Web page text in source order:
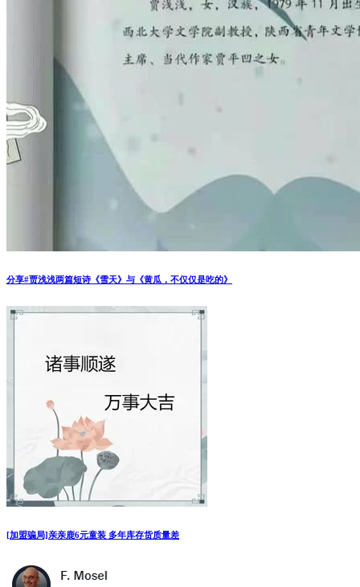
分享#贾浅浅两篇短诗《雪天》与《黄瓜，不仅仅是吃的》
[加盟骗局]亲亲鹿6元童装 多年库存货质量差